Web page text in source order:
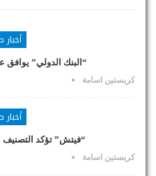
“البنك الدولي” يوافق على
كريستين اسامة
“فيتش” تؤكد التصنيف
كريستين اسامة